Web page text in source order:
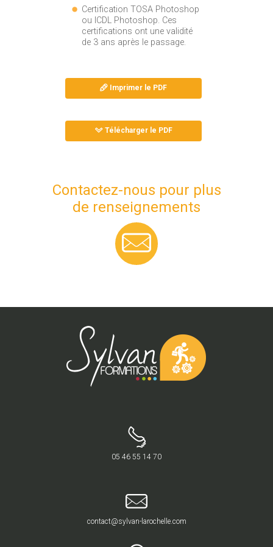
Certification TOSA Photoshop
ou ICDL Photoshop. Ces
certifications ont une validité
de 3 ans après le passage.
Imprimer le PDF
Télécharger le PDF
Contactez-nous pour plus
de renseignements
05 46 55 14 70
contact@sylvan-larochelle.com